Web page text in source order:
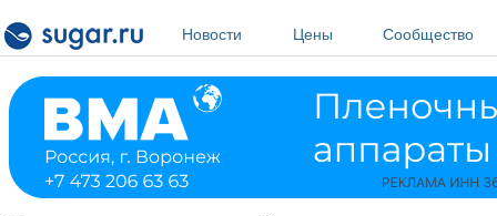
Новости
Цены Сообщество